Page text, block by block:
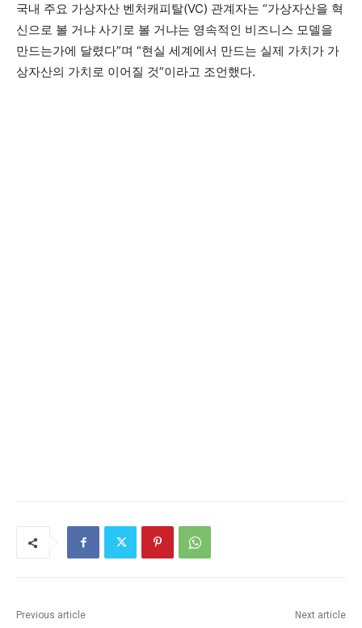
국내 주요 가상자산 벤처캐피탈(VC) 관계자는 “가상자산을 혁
신으로 볼 거냐 사기로 볼 거냐는 영속적인 비즈니스 모델을
만드는가에 달렸다”며 “현실 세계에서 만드는 실제 가치가 가
상자산의 가치로 이어질 것”이라고 조언했다.
Previous article Next article